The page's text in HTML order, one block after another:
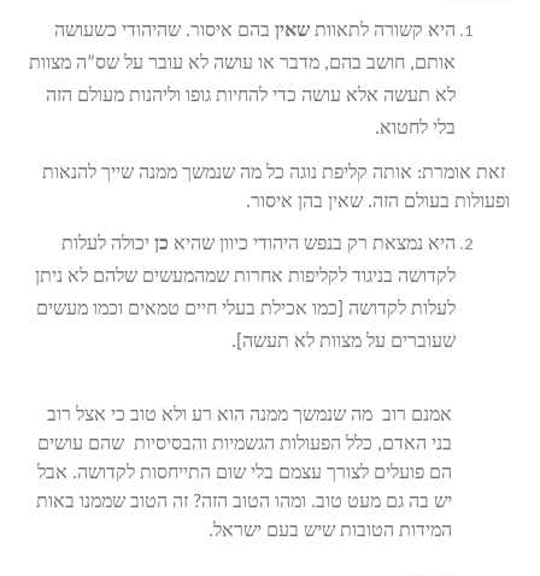
היא קשורה לתאוות שאין בהם איסור. שהיהודי כשעושה
אותם, חושב בהם, מדבר או עושה לא עובר על שס”ה מצוות
לא תעשה אלא עושה כדי להחיות גופו וליהנות מעולם הזה
בלי לחטוא.
זאת אומרת: אותה קליפת נוגה כל מה שנמשך ממנה שייך להנאות
ופעולות בעולם הזה. שאין בהן איסור.
היא נמצאת רק בנפש היהודי כיוון שהיא כן יכולה לעלות
לקדושה בניגוד לקליפות אחרות שמהמעשים שלהם לא ניתן
לעלות לקדושה [כמו אכילת בעלי חיים טמאים וכמו מעשים
שעוברים על מצוות לא תעשה].
אמנם רוב מה שנמשך ממנה הוא רע ולא טוב כי אצל רוב
בני האדם, כלל הפעולות הגשמיות והבסיסיות שהם עושים
הם פועלים לצורך עצמם בלי שום התייחסות לקדושה. אבל
יש בה גם מעט טוב. ומהו הטוב הזה? זה הטוב שממנו באות
המידות הטובות שיש בעם ישראל.